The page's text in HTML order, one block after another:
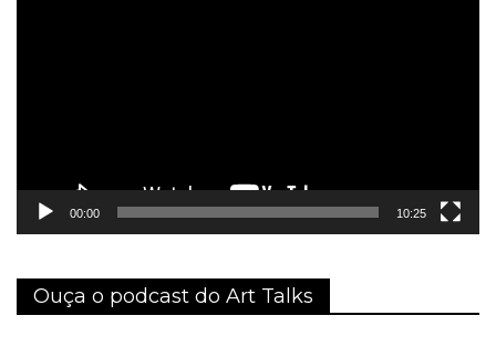
00:00 10:25
Ouça o podcast do Art Talks